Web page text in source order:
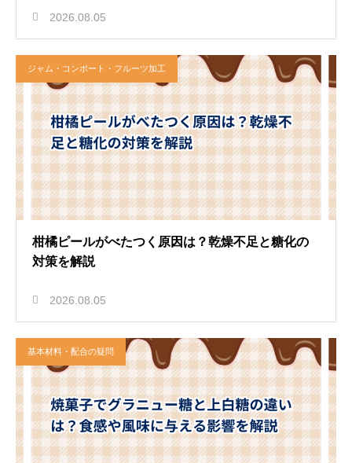
2026.08.05
ジャム・コンポート・フルーツ加工
柑橘ピールがべたつく原因は？乾燥不足と糖化の
対策を解説
2026.08.05
基本材料・配合の疑問